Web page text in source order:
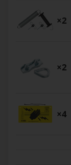
×2
×2
×4